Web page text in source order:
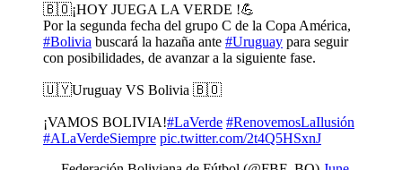
🇧🇴¡HOY JUEGA LA VERDE !💪
Por la segunda fecha del grupo C de la Copa América,
#Bolivia buscará la hazaña ante #Uruguay para seguir
con posibilidades, de avanzar a la siguiente fase.
🇺🇾Uruguay VS Bolivia 🇧🇴
¡VAMOS BOLIVIA!#LaVerde #RenovemosLaIlusión
#ALaVerdeSiempre pic.twitter.com/2t4Q5HSxnJ